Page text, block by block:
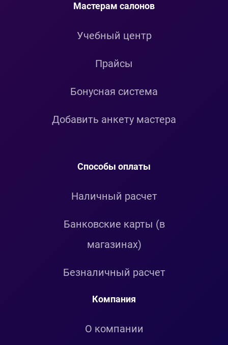
Мастерам салонов
Учебный центр
Прайсы
Бонусная система
Добавить анкету мастера
Способы оплаты
Наличный расчет
Банковские карты (в
магазинах)
Безналичный расчет
Компания
О компании